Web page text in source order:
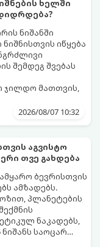
ხელში
ნიშანში
იწყება
შემდეგ შვებას
ჯილდო მათთვის,
მიუხედავად წინ
და ხარჯების
ახლა სიტუაცია
უსასრულო
ამასთან ერთად კი
მიმართ.
ეს ნიშნები
და დაინახონ
2026/08/07 10:32
აგვისტო
თვე გახდება
ბევრისთვის
ამზადებს.
პლანეტების
ნაკადებს,
საოცარ